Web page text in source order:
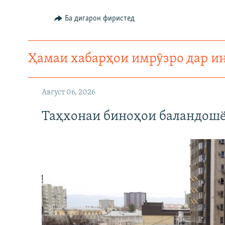
Ба дигарон фиристед
Ҳамаи хабарҳои имрӯзро дар
Август 06, 2026
Таҳхонаи биноҳои